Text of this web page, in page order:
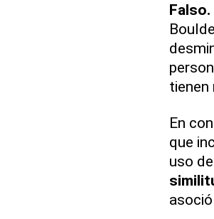
Falso.
tienen
En
que
uso